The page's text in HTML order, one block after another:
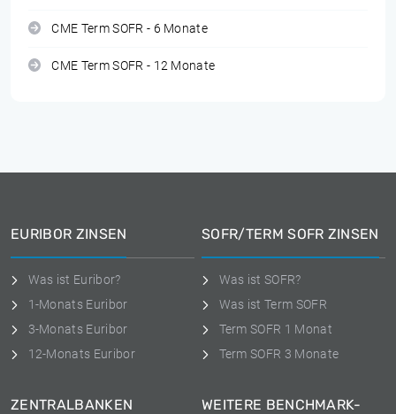
CME Term SOFR - 6 Monate
CME Term SOFR - 12 Monate
EURIBOR ZINSEN
Was ist Euribor?
1-Monats Euribor
3-Monats Euribor
12-Monats Euribor
SOFR/TERM SOFR ZINSEN
Was ist SOFR?
Was ist Term SOFR
Term SOFR 1 Monat
Term SOFR 3 Monate
ZENTRALBANKEN
WEITERE BENCHMARK-